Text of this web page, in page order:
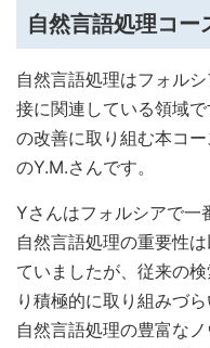
自然言語処理コー
自然言語処理はフォル
接に関連している領域
の改善に取り組む本コ
のY.M.さんです。
Yさんはフォルシアで一
自然言語処理の重要性
ていましたが、従来の
り積極的に取り組みづ
自然言語処理の豊富な